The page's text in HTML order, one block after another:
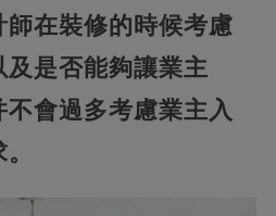
師在裝修的時候考慮
是否能夠讓業主
不會過多考慮業主入